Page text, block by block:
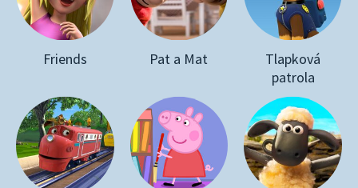
Friends Pat a Mat
Tlapková
patrola